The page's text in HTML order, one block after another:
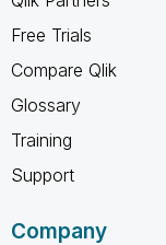
Free Trials
Compare Qlik
Glossary
Training
Support
Company